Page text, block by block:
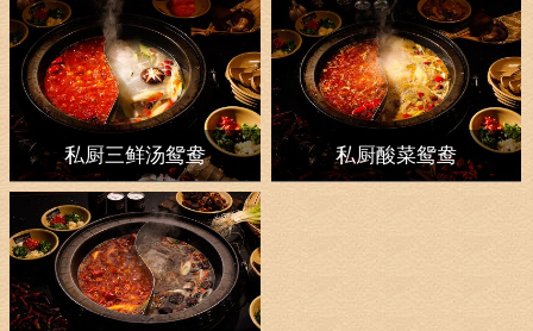
私厨三鲜汤鸳鸯 私厨酸菜鸳鸯